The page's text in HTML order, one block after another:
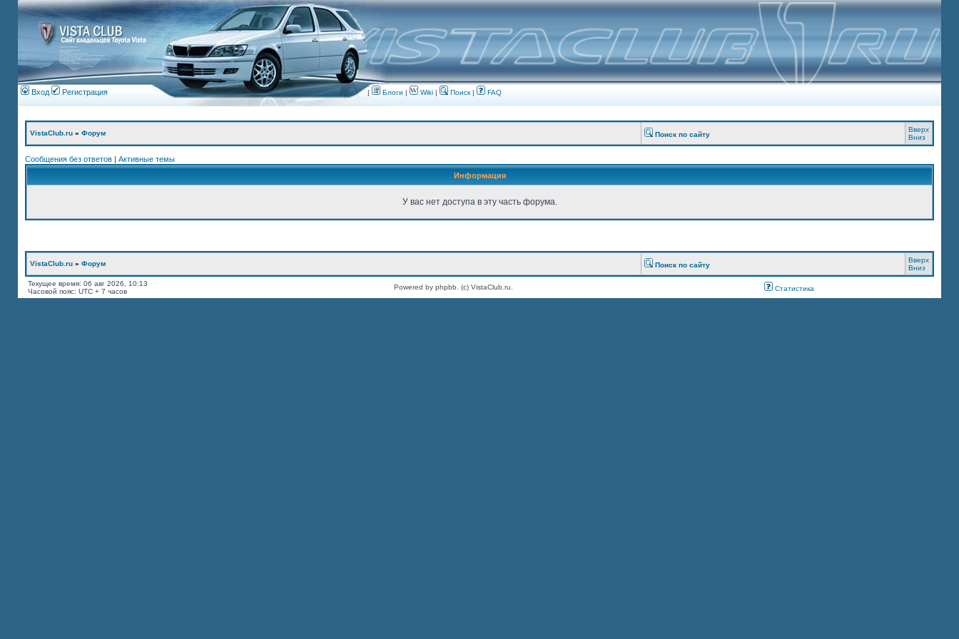
Вход Регистрация | Блоги | Wiki | Поиск| FAQ
VistaClub.ru » Форум Поиск по сайту
Вверх
Вниз
Сообщения без ответов | Активные темы
Информация
У вас нет доступа в эту часть форума.
VistaClub.ru » Форум Поиск по сайту
Вверх
Вниз
Текущее время: 06 авг 2026, 10:13
Часовой пояс: UTC + 7 часов
Powered by phpbb. (c) VistaClub.ru. Статистика